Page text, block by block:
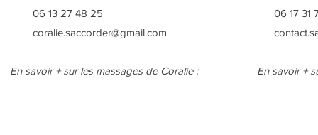
06 13 27 48 25
coralie.saccorder@gmail.com
En savoir + sur les massages de Coralie :
06 17 31
En savoir +